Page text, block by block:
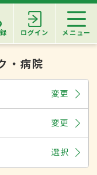
ログイン メニュー
・病院
変更
変更
選択